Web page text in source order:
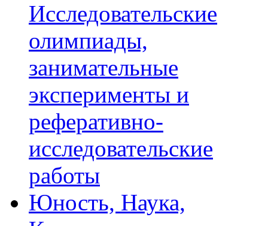
Исследовательские
олимпиады,
занимательные
эксперименты и
реферативно-
исследовательские
работы
Юность, Наука,